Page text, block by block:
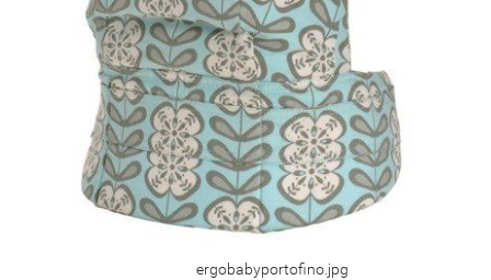
ergobabyportofino.jpg